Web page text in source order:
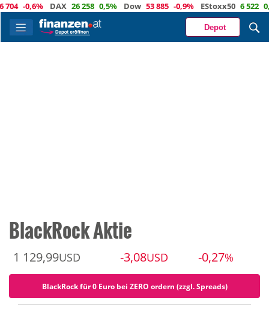
-0,6% DAX 26 258 0,5% Dow 53 885 -0,9% EStoxx50 6 522
Depot
BlackRock Aktie
1 129,99USD -3,08USD -0,27%
BlackRock für 0 Euro bei ZERO ordern (zzgl. Spreads)